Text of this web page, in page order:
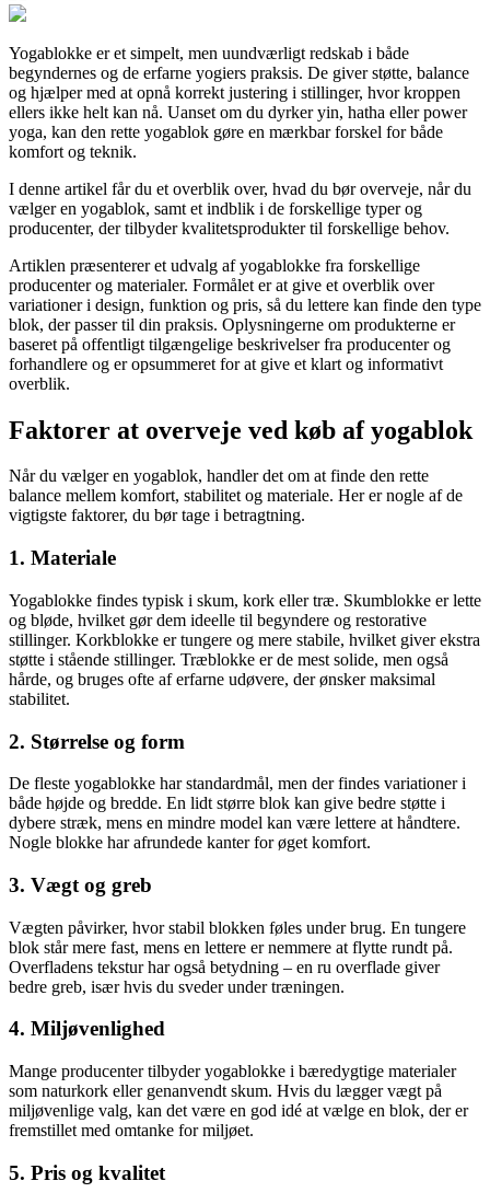
Yogablokke er et simpelt, men uundværligt redskab i både
begyndernes og de erfarne yogiers praksis. De giver støtte, balance
og hjælper med at opnå korrekt justering i stillinger, hvor kroppen
ellers ikke helt kan nå. Uanset om du dyrker yin, hatha eller power
yoga, kan den rette yogablok gøre en mærkbar forskel for både
komfort og teknik.
I denne artikel får du et overblik over, hvad du bør overveje, når du
vælger en yogablok, samt et indblik i de forskellige typer og
producenter, der tilbyder kvalitetsprodukter til forskellige behov.
Artiklen præsenterer et udvalg af yogablokke fra forskellige
producenter og materialer. Formålet er at give et overblik over
variationer i design, funktion og pris, så du lettere kan finde den type
blok, der passer til din praksis. Oplysningerne om produkterne er
baseret på offentligt tilgængelige beskrivelser fra producenter og
forhandlere og er opsummeret for at give et klart og informativt
overblik.
Faktorer at overveje ved køb af yogablok
Når du vælger en yogablok, handler det om at finde den rette
balance mellem komfort, stabilitet og materiale. Her er nogle af de
vigtigste faktorer, du bør tage i betragtning.
1. Materiale
Yogablokke findes typisk i skum, kork eller træ. Skumblokke er lette
og bløde, hvilket gør dem ideelle til begyndere og restorative
stillinger. Korkblokke er tungere og mere stabile, hvilket giver ekstra
støtte i stående stillinger. Træblokke er de mest solide, men også
hårde, og bruges ofte af erfarne udøvere, der ønsker maksimal
stabilitet.
2. Størrelse og form
De fleste yogablokke har standardmål, men der findes variationer i
både højde og bredde. En lidt større blok kan give bedre støtte i
dybere stræk, mens en mindre model kan være lettere at håndtere.
Nogle blokke har afrundede kanter for øget komfort.
3. Vægt og greb
Vægten påvirker, hvor stabil blokken føles under brug. En tungere
blok står mere fast, mens en lettere er nemmere at flytte rundt på.
Overfladens tekstur har også betydning – en ru overflade giver
bedre greb, især hvis du sveder under træningen.
4. Miljøvenlighed
Mange producenter tilbyder yogablokke i bæredygtige materialer
som naturkork eller genanvendt skum. Hvis du lægger vægt på
miljøvenlige valg, kan det være en god idé at vælge en blok, der er
fremstillet med omtanke for miljøet.
5. Pris og kvalitet